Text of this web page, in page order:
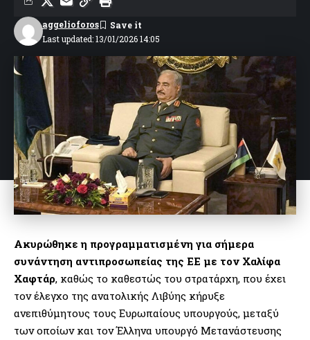
Last updated: 13/01/2026 14:05
aggelioforos
Ακυρώθηκε η προγραμματισμένη για σήμερα
συνάντηση αντιπροσωπείας της ΕΕ με τον Χαλίφα
Χαφτάρ, καθώς το καθεστώς του στρατάρχη, που έχει
τον έλεγχο της ανατολικής Λιβύης κήρυξε
ανεπιθύμητους τους Ευρωπαίους υπουργούς, μεταξύ
των οποίων και τον Έλληνα υπουργό Μετανάστευσης